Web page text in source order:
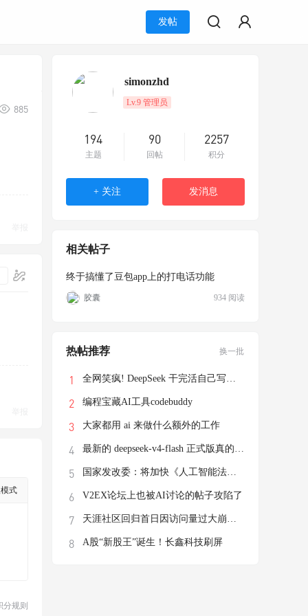
发帖
885
式
分规则
simonzhd
Lv.9 管理员
194
主题
90
回帖
2257
积分
+ 关注 发消息
相关帖子
终于搞懂了豆包app上的打电话功能
934 阅读
胶囊
热帖推荐 换一批
全网笑疯! DeepSeek 干完活自己写了个游戏
编程宝藏AI工具codebuddy
大家都用 ai 来做什么额外的工作
最新的 deepseek-v4-flash 正式版真的有这
国家发改委：将加快《人工智能法》立法进程
V2EX论坛上也被AI讨论的帖子攻陷了
天涯社区回归首日因访问量过大崩溃，前执行
A股“新股王”诞生！长鑫科技刷屏